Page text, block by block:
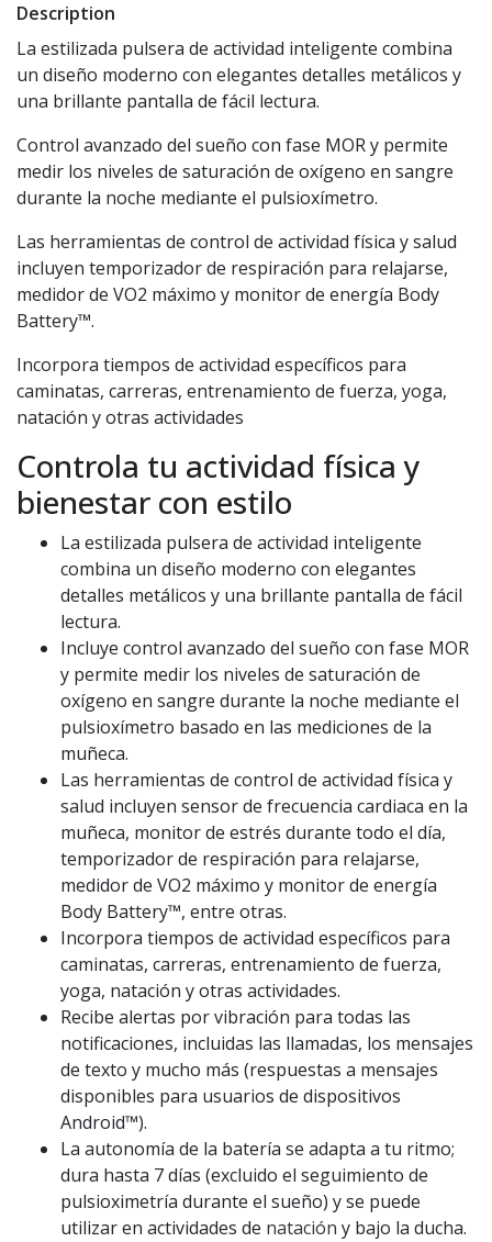
Description
La estilizada pulsera de actividad inteligente combina
un diseño moderno con elegantes detalles metálicos y
una brillante pantalla de fácil lectura.
Control avanzado del sueño con fase MOR y permite
medir los niveles de saturación de oxígeno en sangre
durante la noche mediante el pulsioxímetro.
Las herramientas de control de actividad física y salud
incluyen temporizador de respiración para relajarse,
medidor de VO2 máximo y monitor de energía Body
Battery™.
Incorpora tiempos de actividad específicos para
caminatas, carreras, entrenamiento de fuerza, yoga,
natación y otras actividades
Controla tu actividad física y
bienestar con estilo
La estilizada pulsera de actividad inteligente
combina un diseño moderno con elegantes
detalles metálicos y una brillante pantalla de fácil
lectura.
Incluye control avanzado del sueño con fase MOR
y permite medir los niveles de saturación de
oxígeno en sangre durante la noche mediante el
pulsioxímetro basado en las mediciones de la
muñeca.
Las herramientas de control de actividad física y
salud incluyen sensor de frecuencia cardiaca en la
muñeca, monitor de estrés durante todo el día,
temporizador de respiración para relajarse,
medidor de VO2 máximo y monitor de energía
Body Battery™, entre otras.
Incorpora tiempos de actividad específicos para
caminatas, carreras, entrenamiento de fuerza,
yoga, natación y otras actividades.
Recibe alertas por vibración para todas las
notificaciones, incluidas las llamadas, los mensajes
de texto y mucho más (respuestas a mensajes
disponibles para usuarios de dispositivos
Android™).
La autonomía de la batería se adapta a tu ritmo;
dura hasta 7 días (excluido el seguimiento de
pulsioximetría durante el sueño) y se puede
utilizar en actividades de natación y bajo la ducha.